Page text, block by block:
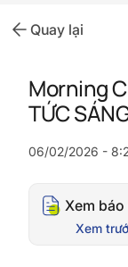
Quay lại
Morning
TỨC
06/02/2026 -
Xem
Xem